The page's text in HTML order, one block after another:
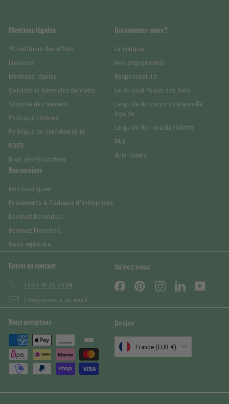
Mentions légales
*Conditions des offres
Livraison
Mentions légales
Conditions Générales de Vente
Sécurité de Paiement
Politique cookies
Politique de confidentialité
RGPD
Droit de rétractation
Qui sommes-nous ?
La marque
Nos engagements
Responsabilité
Le Journal Panier des Sens
Le guide du savon de Marseille
liquide
Le guide de l'eau de toilette
FAQ
Avis clients
Nos services
Nos boutiques
Événements & Cadeaux d'entreprises
Devenez Revendeur
Devenez Franchisé
Nous rejoindre
Entrer en contact
+33 4 91 35 75 09
Envoyez-nous un email
Suivez nous
FacebookPinterestInstagramLinkedIn
Nous acceptons Devise
France (EUR €)